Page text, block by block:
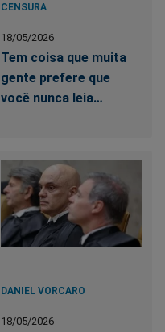
CENSURA
18/05/2026
Tem coisa que muita
gente prefere que
você nunca leia…
DANIEL VORCARO
18/05/2026